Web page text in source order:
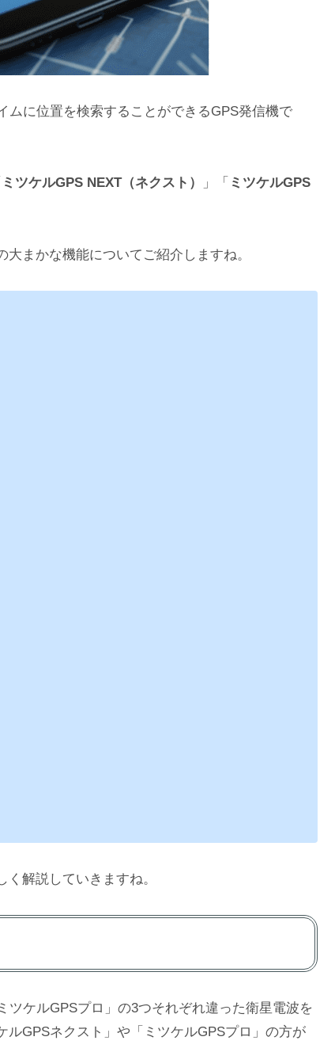
ムに位置を検索することができるGPS発信機で
ミツケルGPS NEXT（ネクスト） 」「 ミツケルGPS
まかな機能についてご紹介しますね。
解説していきますね。
ツケルGPSプロ」の3つそれぞれ違った衛星電波を
GPSネクスト」や「ミツケルGPSプロ」の方が